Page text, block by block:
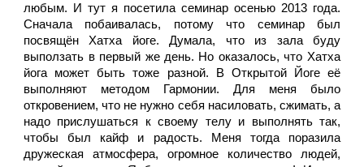
любым. И тут я посетила семинар осенью 2013 года.
Сначала побаивалась, потому что семинар был
посвящён Хатха йоге. Думала, что из зала буду
выползать в первый же день. Но оказалось, что Хатха
йога может быть тоже разной. В Открытой Йоге её
выполняют методом Гармонии. Для меня было
откровением, что не нужно себя насиловать, сжимать, а
надо прислушаться к своему телу и выполнять так,
чтобы был кайф и радость. Меня тогда поразила
дружеская атмосфера, огромное количество людей,